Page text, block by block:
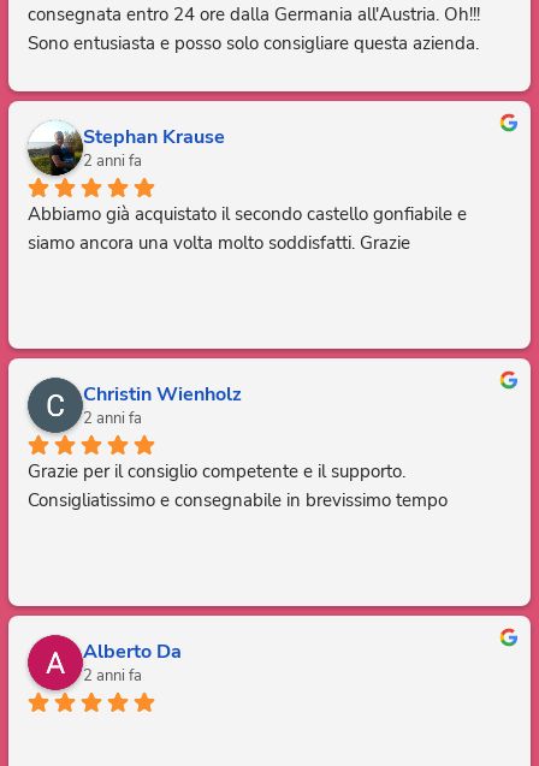
consegnata entro 24 ore dalla Germania all'Austria. Oh!!!
Sono entusiasta e posso solo consigliare questa azienda.
Stephan Krause
2 anni fa
Abbiamo già acquistato il secondo castello gonfiabile e
siamo ancora una volta molto soddisfatti. Grazie
Christin Wienholz
2 anni fa
Grazie per il consiglio competente e il supporto.
Consigliatissimo e consegnabile in brevissimo tempo
Alberto Da
2 anni fa